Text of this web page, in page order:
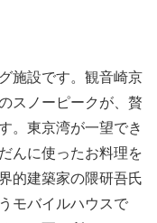
施設です。観音崎京
スノーピークが、贅
。東京湾が一望でき
んに使ったお料理を
的建築家の隈研吾氏
モバイルハウスで